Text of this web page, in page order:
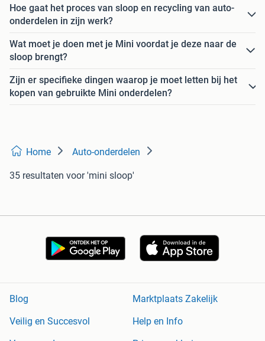
Hoe gaat het proces van sloop en recycling van auto-
onderdelen in zijn werk?
Wat moet je doen met je Mini voordat je deze naar de
sloop brengt?
Zijn er specifieke dingen waarop je moet letten bij het
kopen van gebruikte Mini onderdelen?
Home Auto-onderdelen
35 resultaten voor 'mini sloop'
Blog
Marktplaats Zakelijk
Veilig en Succesvol
Help en Info